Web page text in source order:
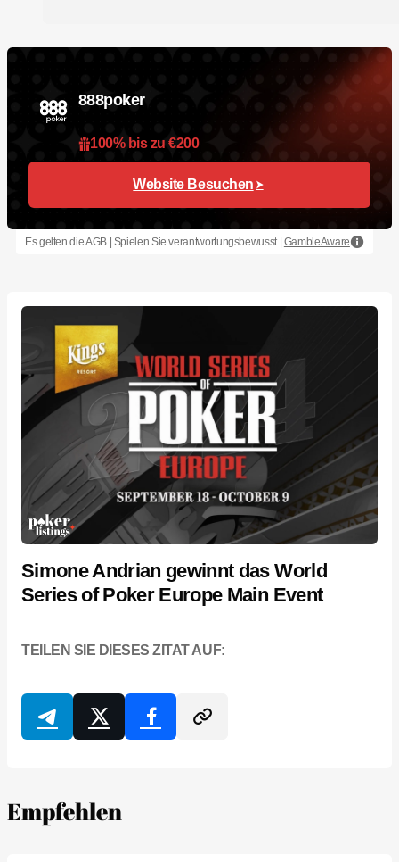
888poker
100% bis zu €200
Website Besuchen
Es gelten die AGB | Spielen Sie verantwortungsbewusst | GambleAware
Simone Andrian gewinnt das World
Series of Poker Europe Main Event
TEILEN SIE DIESES ZITAT AUF:
Empfehlen